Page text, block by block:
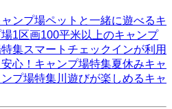
ンプ場ペットと一緒に遊べるキ
1区画100平米以上のキャンプ
集スマートチェックインが利用
心！キャンプ場特集夏休みキャ
プ場特集川遊びが楽しめるキャ